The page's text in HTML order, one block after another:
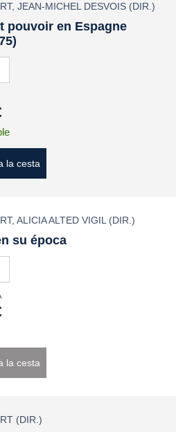
,JEAN-MICHEL DESVOIS (DIR.)
pouvoir en Espagne
la cesta
,ALICIA ALTED VIGIL (DIR.)
su época
la cesta
(DIR.)